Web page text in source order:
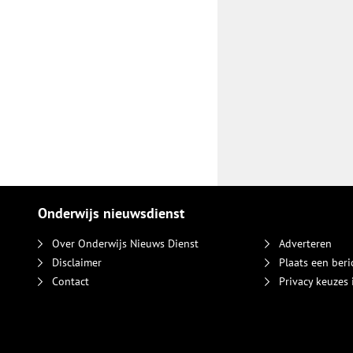
Onderwijs nieuwsdienst
Over Onderwijs Nieuws Dienst
Disclaimer
Contact
Adverteren
Plaats een
Privacy